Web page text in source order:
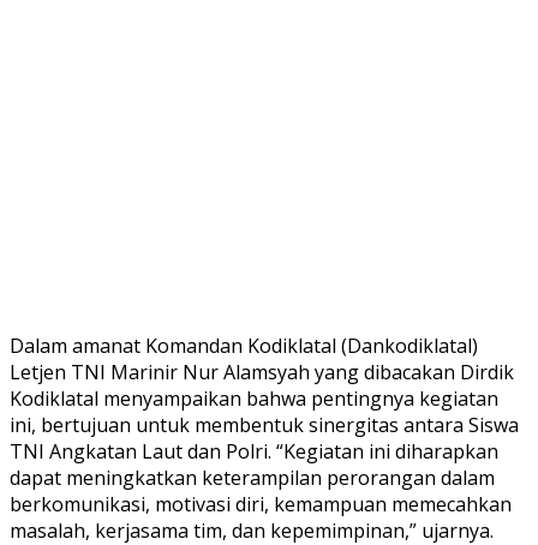
Dalam amanat Komandan Kodiklatal (Dankodiklatal)
Letjen TNI Marinir Nur Alamsyah yang dibacakan Dirdik
Kodiklatal menyampaikan bahwa pentingnya kegiatan
ini, bertujuan untuk membentuk sinergitas antara Siswa
TNI Angkatan Laut dan Polri. “Kegiatan ini diharapkan
dapat meningkatkan keterampilan perorangan dalam
berkomunikasi, motivasi diri, kemampuan memecahkan
masalah, kerjasama tim, dan kepemimpinan,” ujarnya.